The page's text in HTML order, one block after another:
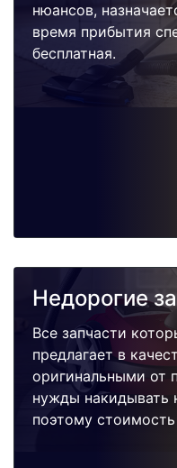
нюансов,
время прибытия
бесплатная.
Недорогие
Все запчасти
предлагает в
оригинальными от
нужды накидывать
поэтому стоимость